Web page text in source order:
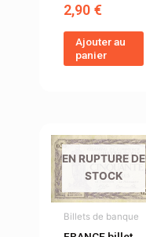
2,90€
Ajouter au
panier
EN RUPTURE DE
STOCK
Billets de banque